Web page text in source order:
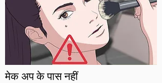
मेक अप के पास नहीं